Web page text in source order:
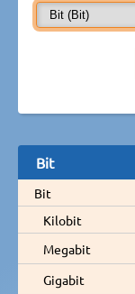
Bit
Bit
Kilobit
Megabit
Gigabit